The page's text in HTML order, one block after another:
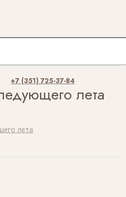
+7 (351) 725-37-84
лета
лета